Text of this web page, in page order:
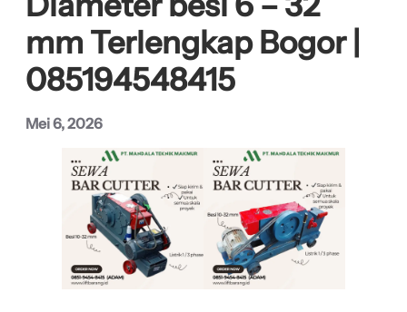
mm Terlengkap Bogor |
085194548415
Mei 6, 2026